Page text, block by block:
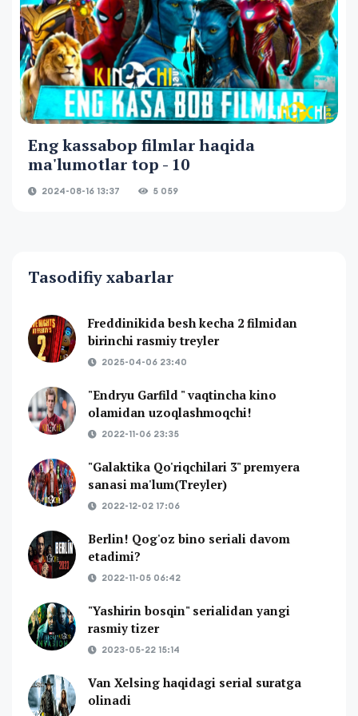
Eng kassabop filmlar haqida
ma'lumotlar top - 10
2024-08-16 13:37 5 059
Tasodifiy xabarlar
Freddinikida besh kecha 2 filmidan
birinchi rasmiy treyler
2025-04-06 23:40
"Endryu Garfild " vaqtincha kino
olamidan uzoqlashmoqchi!
2022-11-06 23:35
"Galaktika Qo'riqchilari 3" premyera
sanasi ma'lum(Treyler)
2022-12-02 17:06
Berlin! Qog'oz bino seriali davom
etadimi?
2022-11-05 06:42
"Yashirin bosqin" serialidan yangi
rasmiy tizer
2023-05-22 15:14
Van Xelsing haqidagi serial suratga
olinadi